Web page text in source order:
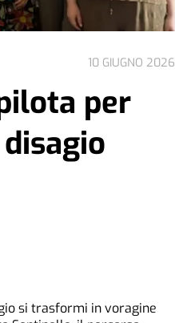
10 GIUGNO 2026
per
si trasformi in voragine